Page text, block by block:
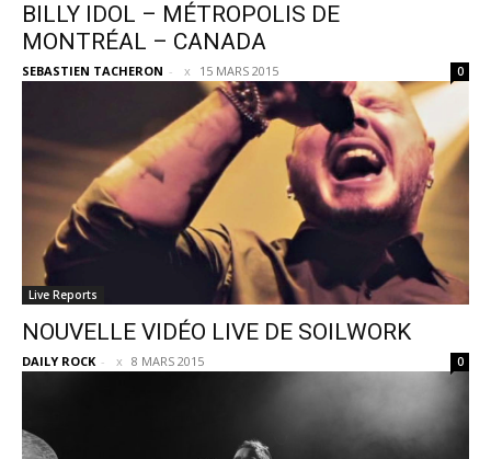
BILLY IDOL – MÉTROPOLIS DE
MONTRÉAL – CANADA
SEBASTIEN TACHERON - 15 MARS 2015 0
Live Reports
NOUVELLE VIDÉO LIVE DE SOILWORK
DAILY ROCK - 8 MARS 2015 0